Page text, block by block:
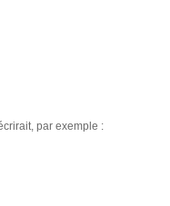
par exemple :